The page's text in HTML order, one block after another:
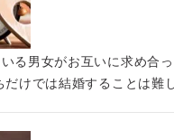
る男女がお互いに求め合
けでは結婚することは難